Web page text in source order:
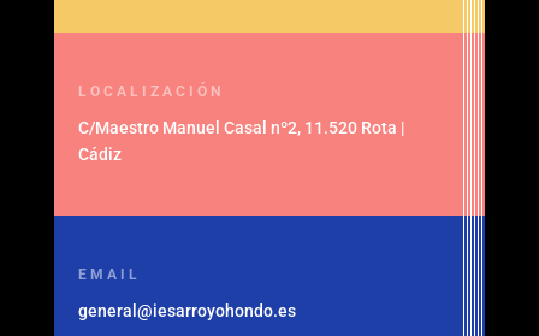
LOCALIZACIÓN
C/Maestro Manuel Casal nº2, 11.520 Rota |
Cádiz
EMAIL
general@iesarroyohondo.es